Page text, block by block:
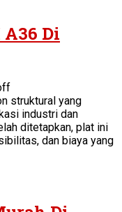
Di
struktural yang
industri dan
ditetapkan, plat ini
dan biaya yang